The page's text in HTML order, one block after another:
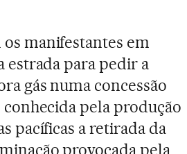
manifestantes em
estrada para pedir a
gás numa concessão
conhecida pela produção
pacíficas a retirada da